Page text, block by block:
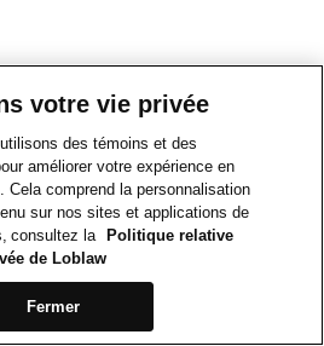
votre vie privée
des témoins et des
améliorer votre expérience en
comprend la personnalisation
sur nos sites et applications de
consultez la
Politique relative
de Loblaw
Fermer